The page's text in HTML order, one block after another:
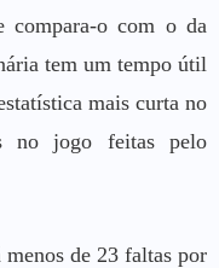
compara-o com o da
tem um tempo útil
mais curta no
no jogo feitas pelo
de 23 faltas por